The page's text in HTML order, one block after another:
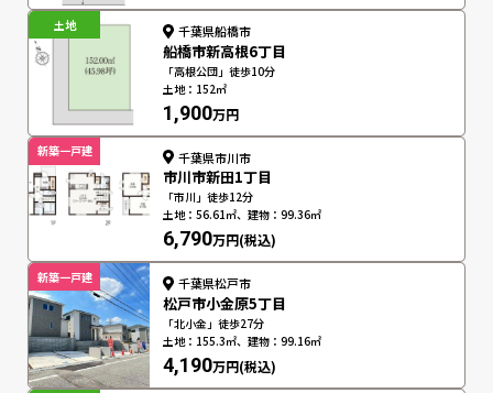
土地 千葉県船橋市
船橋市新高根6丁目
「高根公団」徒歩10分
土地：152㎡
1,900万円
新築一戸建 千葉県市川市
市川市新田1丁目
「市川」徒歩12分
土地：56.61㎡、建物：99.36㎡
6,790万円(税込)
新築一戸建 千葉県松戸市
松戸市小金原5丁目
「北小金」徒歩27分
土地：155.3㎡、建物：99.16㎡
4,190万円(税込)